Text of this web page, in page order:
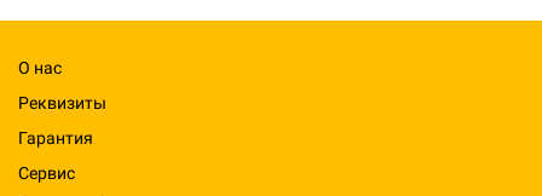
О нас
Реквизиты
Гарантия
Сервис